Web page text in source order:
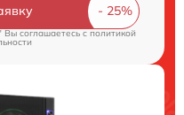
Вы соглашаетесь cполитикой